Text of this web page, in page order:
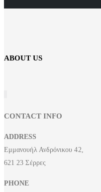
ABOUT US
CONTACT INFO
ADDRESS
Εμμανουήλ Ανδρόνικου 42,
621 23 Σέρρες
PHONE